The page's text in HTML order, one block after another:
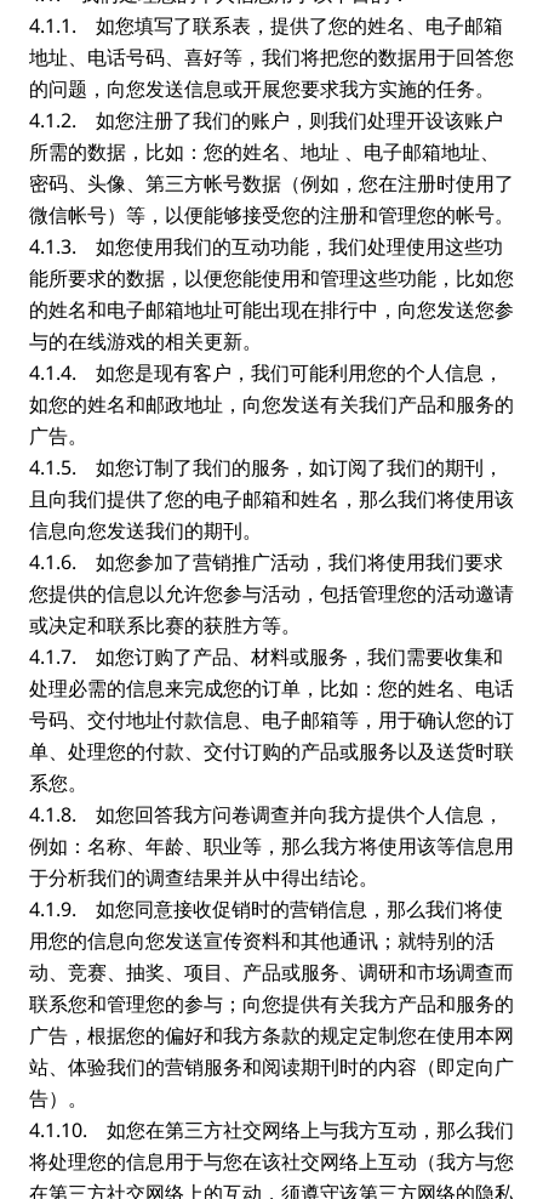
4.1.1. 如您填写了联系表，提供了您的姓名、电子邮箱
地址、电话号码、喜好等，我们将把您的数据用于回答您
的问题，向您发送信息或开展您要求我方实施的任务。
4.1.2. 如您注册了我们的账户，则我们处理开设该账户
所需的数据，比如：您的姓名、地址 、电子邮箱地址、
密码、头像、第三方帐号数据（例如，您在注册时使用了
微信帐号）等，以便能够接受您的注册和管理您的帐号。
4.1.3. 如您使用我们的互动功能，我们处理使用这些功
能所要求的数据，以便您能使用和管理这些功能，比如您
的姓名和电子邮箱地址可能出现在排行中，向您发送您参
与的在线游戏的相关更新。
4.1.4. 如您是现有客户，我们可能利用您的个人信息，
如您的姓名和邮政地址，向您发送有关我们产品和服务的
广告。
4.1.5. 如您订制了我们的服务，如订阅了我们的期刊，
且向我们提供了您的电子邮箱和姓名，那么我们将使用该
信息向您发送我们的期刊。
4.1.6. 如您参加了营销推广活动，我们将使用我们要求
您提供的信息以允许您参与活动，包括管理您的活动邀请
或决定和联系比赛的获胜方等。
4.1.7. 如您订购了产品、材料或服务，我们需要收集和
处理必需的信息来完成您的订单，比如：您的姓名、电话
号码、交付地址付款信息、电子邮箱等，用于确认您的订
单、处理您的付款、交付订购的产品或服务以及送货时联
系您。
4.1.8. 如您回答我方问卷调查并向我方提供个人信息，
例如：名称、年龄、职业等，那么我方将使用该等信息用
于分析我们的调查结果并从中得出结论。
4.1.9. 如您同意接收促销时的营销信息，那么我们将使
用您的信息向您发送宣传资料和其他通讯；就特别的活
动、竞赛、抽奖、项目、产品或服务、调研和市场调查而
联系您和管理您的参与；向您提供有关我方产品和服务的
广告，根据您的偏好和我方条款的规定定制您在使用本网
站、体验我们的营销服务和阅读期刊时的内容（即定向广
告）。
4.1.10. 如您在第三方社交网络上与我方互动，那么我们
将处理您的信息用于与您在该社交网络上互动（我方与您
在第三方社交网络上的互动，须遵守该第三方网络的隐私